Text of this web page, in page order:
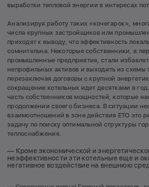
выработки тепловой энергии в интересах
Анализируя работу таких «кочегарок»,
числа крупных застройщиков или
приходят к выводу, что эффективность
сомнительна. Некоторые собственники, в
промышленные предприятия, стали
непрофильных активов и выходить из схемы
перезаключая договоры с крупной
сокращение котельных идет десятками в
часть собственников мощностей, которые
продолжении своего бизнеса. В ситуации
взаимоотношений в зоне действия ЕТО это
задачу по поиску оптимальной структуры
теплоснабжения.
— Кроме экономической и
неэффективности эти котельные еще и
негативное воздействие на внешнюю